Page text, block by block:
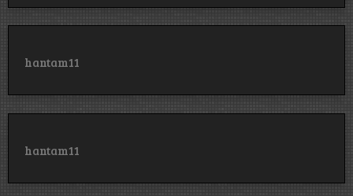
hantam11
hantam11